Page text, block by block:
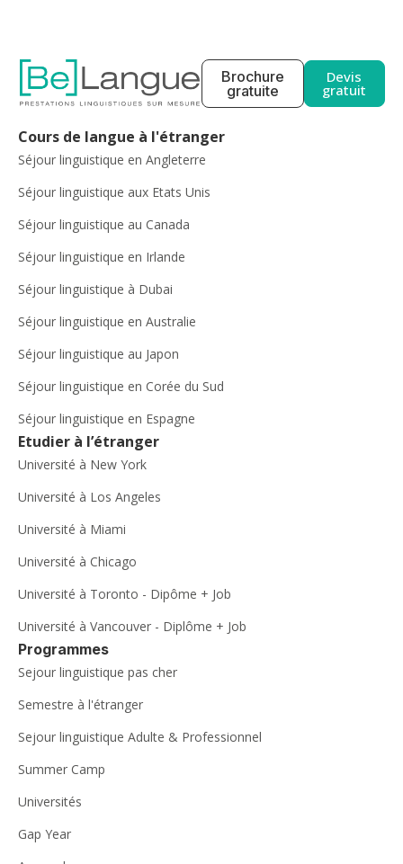
Brochure
gratuite
Devis
gratuit
Cours de langue à l'étranger
Séjour linguistique en Angleterre
Séjour linguistique aux Etats Unis
Séjour linguistique au Canada
Séjour linguistique en Irlande
Séjour linguistique à Dubai
Séjour linguistique en Australie
Séjour linguistique au Japon
Séjour linguistique en Corée du Sud
Séjour linguistique en Espagne
Etudier à l’étranger
Université à New York
Université à Los Angeles
Université à Miami
Université à Chicago
Université à Toronto - Dipôme + Job
Université à Vancouver - Diplôme + Job
Programmes
Sejour linguistique pas cher
Semestre à l'étranger
Sejour linguistique Adulte & Professionnel
Summer Camp
Universités
Gap Year